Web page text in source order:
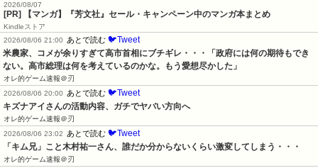
2026/08/07
[PR] 【マンガ】『芳文社』セール・キャンペーン中のマンガ本まとめ
Kindleストア
2026/08/06 21:00
あとで読む 🐦Tweet
米農家、コメが余りすぎて高市首相にブチギレ・・・「政府には何の期待もでき
ない。高市総理は何を考えているのかな。もう愛想尽かした」
オレ的ゲーム速報＠刃
2026/08/06 20:00
あとで読む 🐦Tweet
キズナアイさんの活動内容、ガチでヤバい方向へ
オレ的ゲーム速報＠刃
2026/08/06 23:02
あとで読む 🐦Tweet
「キム兄」こと木村祐一さん、誰だか分からないくらい激変してしまう・・・
オレ的ゲーム速報＠刃